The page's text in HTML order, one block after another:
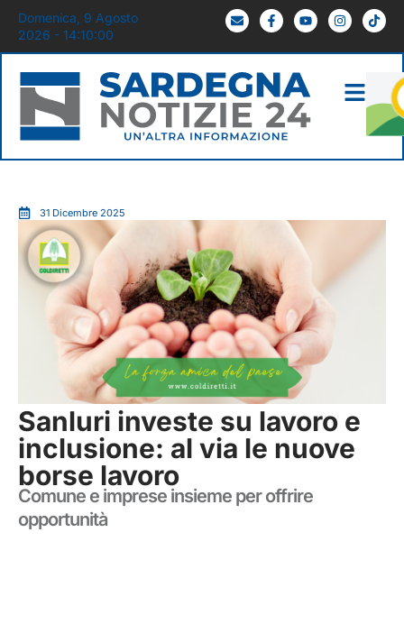
Domenica, 9 Agosto
2026 - 14:10:01
31 Dicembre 2025
Sanluri investe su lavoro e
inclusione: al via le nuove
borse lavoro
Comune e imprese insieme per offrire
opportunità